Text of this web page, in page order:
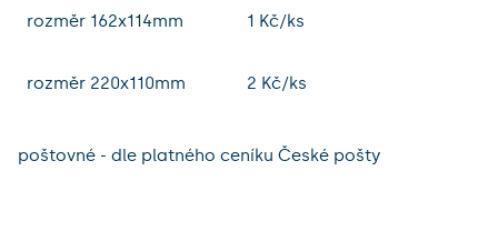
rozměr 162x114mm 1 Kč/ks
rozměr 220x110mm 2 Kč/ks
poštovné - dle platného ceníku České pošty